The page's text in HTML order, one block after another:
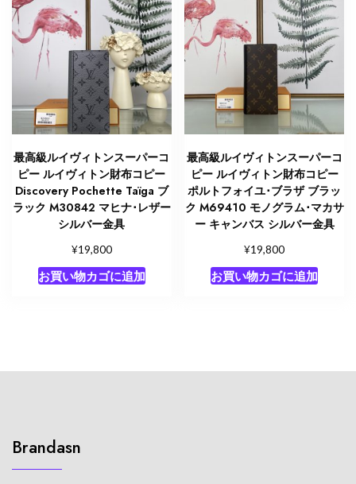
最高級ルイヴィトンスーパーコ
ピー ルイヴィトン財布コピー
Discovery Pochette Taïga ブ
ラック M30842 マヒナ･レザー
シルバー金具
¥19,800
お買い物カゴに追加
最高級ルイヴィトンスーパーコ
ピー ルイヴィトン財布コピー
ポルトフォイユ･ブラザ ブラッ
ク M69410 モノグラム･マカサ
ー キャンバス シルバー金具
¥19,800
お買い物カゴに追加
Brandasn